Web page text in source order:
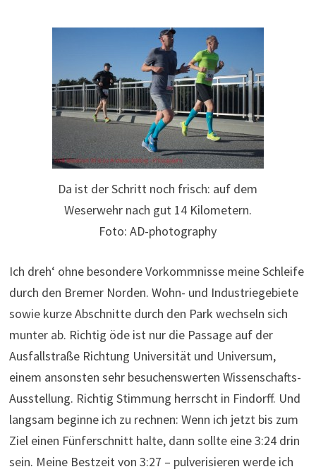
Da ist der Schritt noch frisch: auf dem
Weserwehr nach gut 14 Kilometern.
Foto: AD-photography
Ich dreh‘ ohne besondere Vorkommnisse meine Schleife
durch den Bremer Norden. Wohn- und Industriegebiete
sowie kurze Abschnitte durch den Park wechseln sich
munter ab. Richtig öde ist nur die Passage auf der
Ausfallstraße Richtung Universität und Universum,
einem ansonsten sehr besuchenswerten Wissenschafts-
Ausstellung. Richtig Stimmung herrscht in Findorff. Und
langsam beginne ich zu rechnen: Wenn ich jetzt bis zum
Ziel einen Fünferschnitt halte, dann sollte eine 3:24 drin
sein. Meine Bestzeit von 3:27 – pulverisieren werde ich